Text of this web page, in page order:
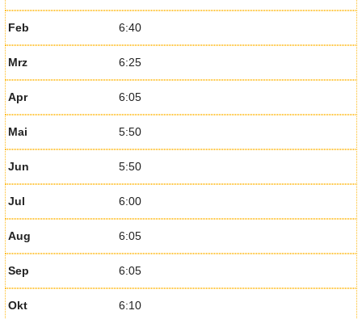
Feb 6:40
Mrz 6:25
Apr 6:05
Mai 5:50
Jun 5:50
Jul 6:00
Aug 6:05
Sep 6:05
Okt 6:10